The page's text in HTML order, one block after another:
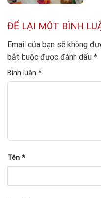
ĐỂ LẠI MỘT BÌNH
Email của bạn sẽ không
bắt buộc được đánh dấu *
Bình luận *
Tên *